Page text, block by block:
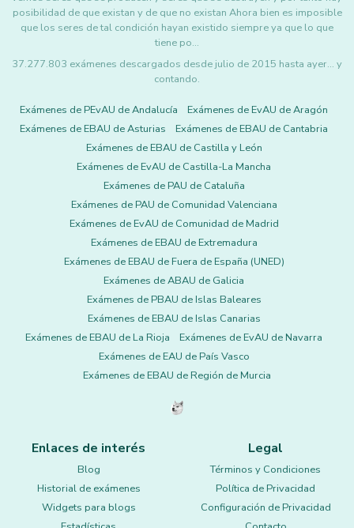
posibilidad de que existan y de que no existan Ahora bien es imposible
que los seres de tal condición hayan existido siempre ya que lo que
tiene po…
37.277.803 exámenes descargados desde julio de 2015 hasta ayer... y
contando.
Exámenes de PEvAU de Andalucía
Exámenes de EvAU de Aragón
Exámenes de EBAU de Asturias
Exámenes de EBAU de Cantabria
Exámenes de EBAU de Castilla y León
Exámenes de EvAU de Castilla-La Mancha
Exámenes de PAU de Cataluña
Exámenes de PAU de Comunidad Valenciana
Exámenes de EvAU de Comunidad de Madrid
Exámenes de EBAU de Extremadura
Exámenes de EBAU de Fuera de España (UNED)
Exámenes de ABAU de Galicia
Exámenes de PBAU de Islas Baleares
Exámenes de EBAU de Islas Canarias
Exámenes de EBAU de La Rioja
Exámenes de EvAU de Navarra
Exámenes de EAU de País Vasco
Exámenes de EBAU de Región de Murcia
Enlaces de interés
Blog
Historial de exámenes
Widgets para blogs
Legal
Términos y Condiciones
Política de Privacidad
Configuración de Privacidad